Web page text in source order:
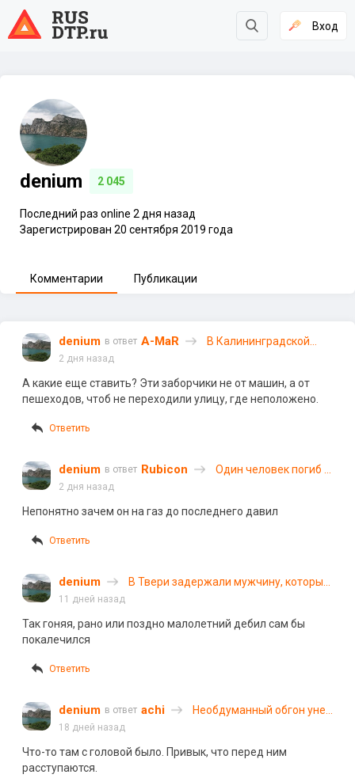
Вход
denium 2 045
Последний раз online 2 дня назад
Зарегистрирован 20 сентября 2019 года
Комментарии Публикации
denium в ответ A-MaR
В Калининградской
вписалась в поворот и
сбила велосипедистку
2 дня назад
А какие еще ставить? Эти заборчики не от машин, а от
пешеходов, чтоб не переходили улицу, где неположено.
Ответить
denium в ответ Rubicon
Один человек погиб в
2 дня назад
Непонятно зачем он на газ до последнего давил
Ответить
denium
️В Твери задержали мужчину, который
11 дней назад
Так гоняя, рано или поздно малолетний дебил сам бы
покалечился
Ответить
denium в ответ achi
Необдуманный обгон унес
18 дней назад
Что-то там с головой было. Привык, что перед ним
расступаются.